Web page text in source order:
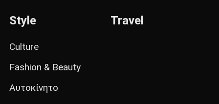
Style
Culture
Fashion & Beauty
Αυτοκίνητο
Travel